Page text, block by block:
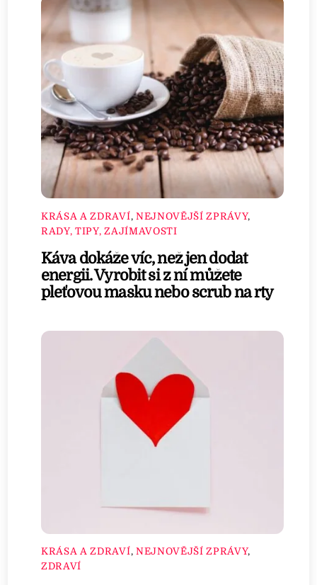
KRÁSA A ZDRAVÍ, NEJNOVĚJŠÍ ZPRÁVY,
RADY, TIPY, ZAJÍMAVOSTI
Káva dokáže víc, než jen dodat
energii. Vyrobit si z ní můžete
pleťovou masku nebo scrub na rty
KRÁSA A ZDRAVÍ, NEJNOVĚJŠÍ ZPRÁVY,
ZDRAVÍ